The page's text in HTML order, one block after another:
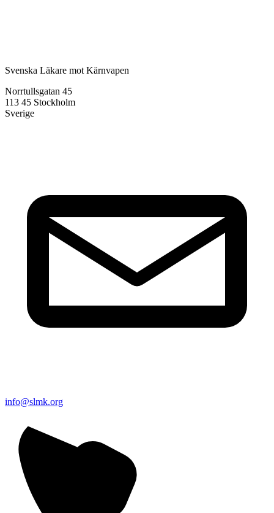
Svenska Läkare mot Kärnvapen
Norrtullsgatan 45
113 45 Stockholm
Sverige
info@slmk.org